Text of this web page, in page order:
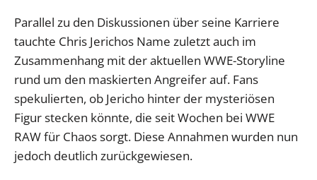
Parallel zu den Diskussionen über seine Karriere
tauchte Chris Jerichos Name zuletzt auch im
Zusammenhang mit der aktuellen WWE-Storyline
rund um den maskierten Angreifer auf. Fans
spekulierten, ob Jericho hinter der mysteriösen
Figur stecken könnte, die seit Wochen bei WWE
RAW für Chaos sorgt. Diese Annahmen wurden nun
jedoch deutlich zurückgewiesen.